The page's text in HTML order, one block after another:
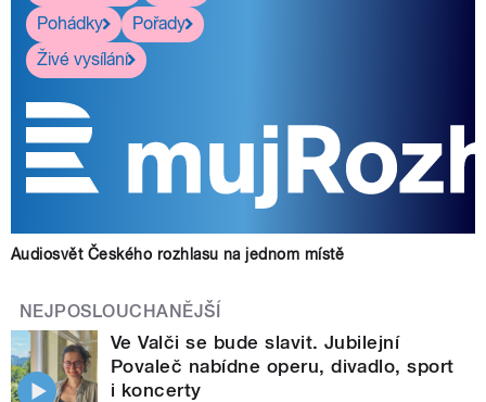
Pohádky
Pořady
Živé vysílání
Audiosvět Českého rozhlasu na jednom místě
NEJPOSLOUCHANĚJŠÍ
Ve Valči se bude slavit. Jubilejní
Povaleč nabídne operu, divadlo, sport
i koncerty